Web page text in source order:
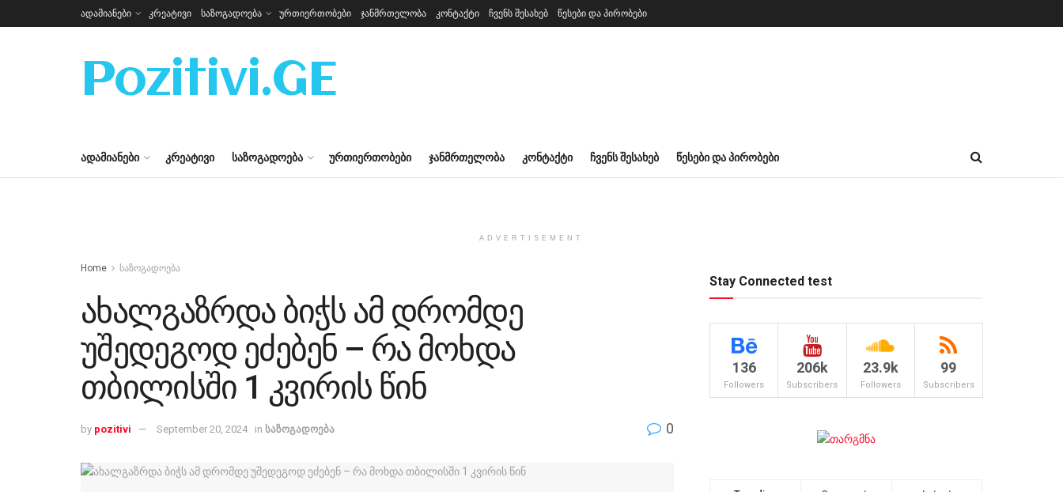
ადამიანები კრეატივი საზოგადოება ურთიერთობები ჯანმრთელობა კონტაქტი ჩვენს შესახებ წესები და პირობები
Pozitivi.GE
ᲐᲓᲐᲛᲘᲐᲜᲔᲑᲘ ᲙᲠᲔᲐᲢᲘᲕᲘ ᲡᲐᲖᲝᲒᲐᲓᲝᲔᲑᲐ ᲣᲠᲗᲘᲔᲠᲗᲝᲑᲔᲑᲘ ᲯᲐᲜᲛᲠᲗᲔᲚᲝᲑᲐ ᲙᲝᲜᲢᲐᲥᲢᲘ ᲩᲕᲔᲜᲡ ᲨᲔᲡᲐᲮᲔᲑ ᲬᲔᲡᲔᲑᲘ ᲓᲐ ᲞᲘᲠᲝᲑᲔᲑᲘ
ADVERTISEMENT
Home საზოგადოება
ახალგაზრდა ბიჭს ამ დრომდე
უშედეგოდ ეძებენ – რა მოხდა
თბილისში 1 კვირის წინ
by pozitivi September 20, 2024 in საზოგადოება 0
Stay Connected test
136
Followers
206k
Subscribers
23.9k
Followers
99
Subscribers